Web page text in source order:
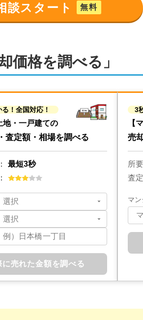
談スタート 無料
価格を調べる」
！全国対応！
地・一戸建ての
査定額・相場を調べる
最短3秒
に売れた金額を調べる
3
【
売
所
査
マン